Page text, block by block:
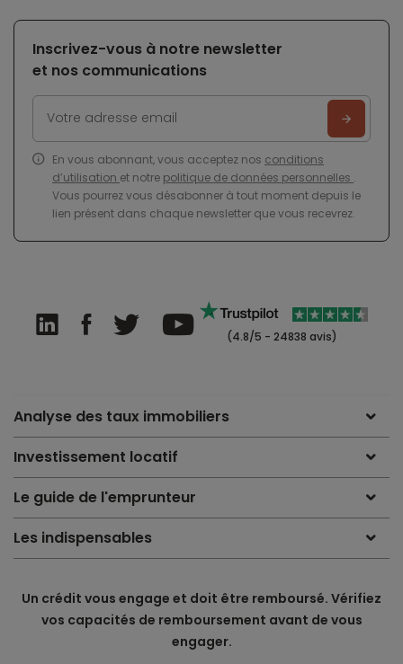
Inscrivez-vous à notre newsletter
et nos communications
En vous abonnant, vous acceptez nos conditions
d’utilisation et notre politique de données personnelles .
Vous pourrez vous désabonner à tout moment depuis le
lien présent dans chaque newsletter que vous recevrez.
(4.8/5 - 24838 avis)
Analyse des taux immobiliers
Investissement locatif
Le guide de l'emprunteur
Les indispensables
Un crédit vous engage et doit être remboursé. Vérifiez
vos capacités de remboursement avant de vous
engager.